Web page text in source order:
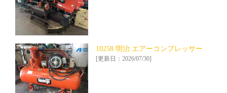
10258 明治 エアーコンプレッサー
[更新日：2026/07/30]